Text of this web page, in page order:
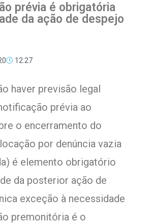
prévia é obrigatória
da ação de despejo
12:27
haver previsão legal
prévia ao
o encerramento do
por denúncia vazia
é elemento obrigatório
da posterior ação de
exceção à necessidade
premonitória é o